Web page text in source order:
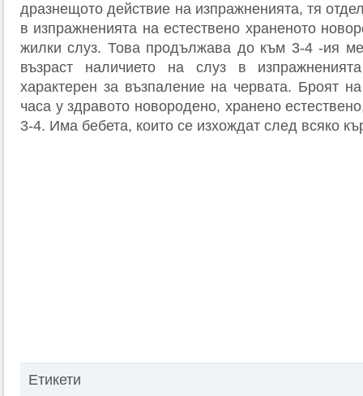
дразнещото действие на изпражненията, тя
в изпражненията на естествено храненото
жилки слуз. Това продължава до към 3-4 -ия
възраст наличието на слуз в
характерен за възпаление на червата. Броят
часа у здравото новородено, хранено
3-4. Има бебета, които се изхождат след всяко
Етикети